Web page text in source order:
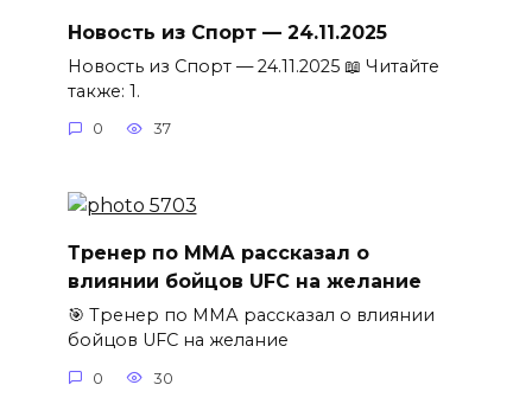
Новость из Спорт — 24.11.2025
Новость из Спорт — 24.11.2025 📖 Читайте
также: 1.
0 37
Тренер по ММА рассказал о
влиянии бойцов UFC на желание
🎯 Тренер по ММА рассказал о влиянии
бойцов UFC на желание
0 30